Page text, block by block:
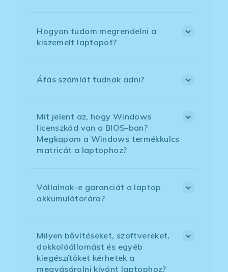
Hogyan tudom megrendelni a
kiszemelt laptopot?
Áfás számlát tudnak adni?
Mit jelent az, hogy Windows
licenszkód van a BIOS-ban?
Megkapom a Windows termékkulcs
matricát a laptophoz?
Vállalnak-e garanciát a laptop
akkumulátorára?
Milyen bővítéseket, szoftvereket,
dokkolóállomást és egyéb
kiegészítőket kérhetek a
megvásárolni kívánt laptophoz?